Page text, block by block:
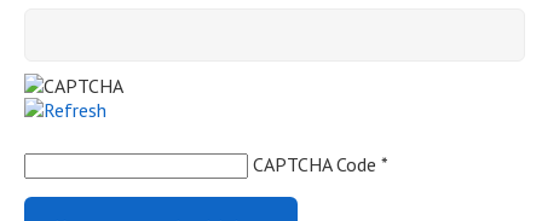
CAPTCHA Code *